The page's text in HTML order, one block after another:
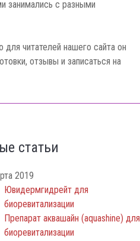
занимались с разными
читателей нашего сайта он
отзывы и записаться на
статьи
2019
Ювидермгидрейт для
биоревитализации
Препарат аквашайн (aquashine) для
биоревитализации